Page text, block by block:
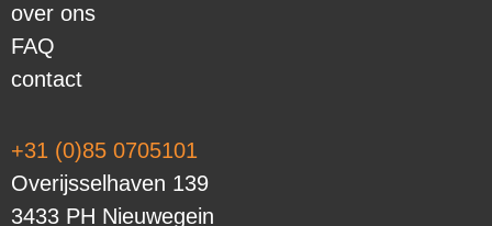
over ons
FAQ
contact
+31 (0)85 0705101
Overijsselhaven 139
3433 PH Nieuwegein